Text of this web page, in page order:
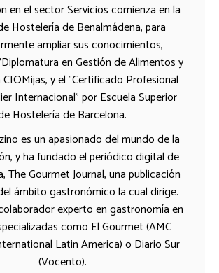
en el sector Servicios comienza en la
Hostelería de Benalmádena, para
ampliar sus conocimientos,
en Gestión de Alimentos y
CIOMijas, y el "Certificado Profesional
Internacional" por Escuela Superior
Hostelería de Barcelona.
es un apasionado del mundo de la
y ha fundado el periódico digital de
The Gourmet Journal, una publicación
ámbito gastronómico la cual dirige.
experto en gastronomía en
como El Gourmet (AMC
Latin America) o Diario Sur
(Vocento).